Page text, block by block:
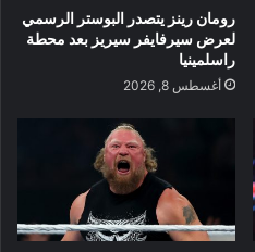
رومان رينز يتصدر البوستر الرسمي
لعرض سيرفايفر سيريز بعد محطة
راسلمينيا
أغسطس 8, 2026